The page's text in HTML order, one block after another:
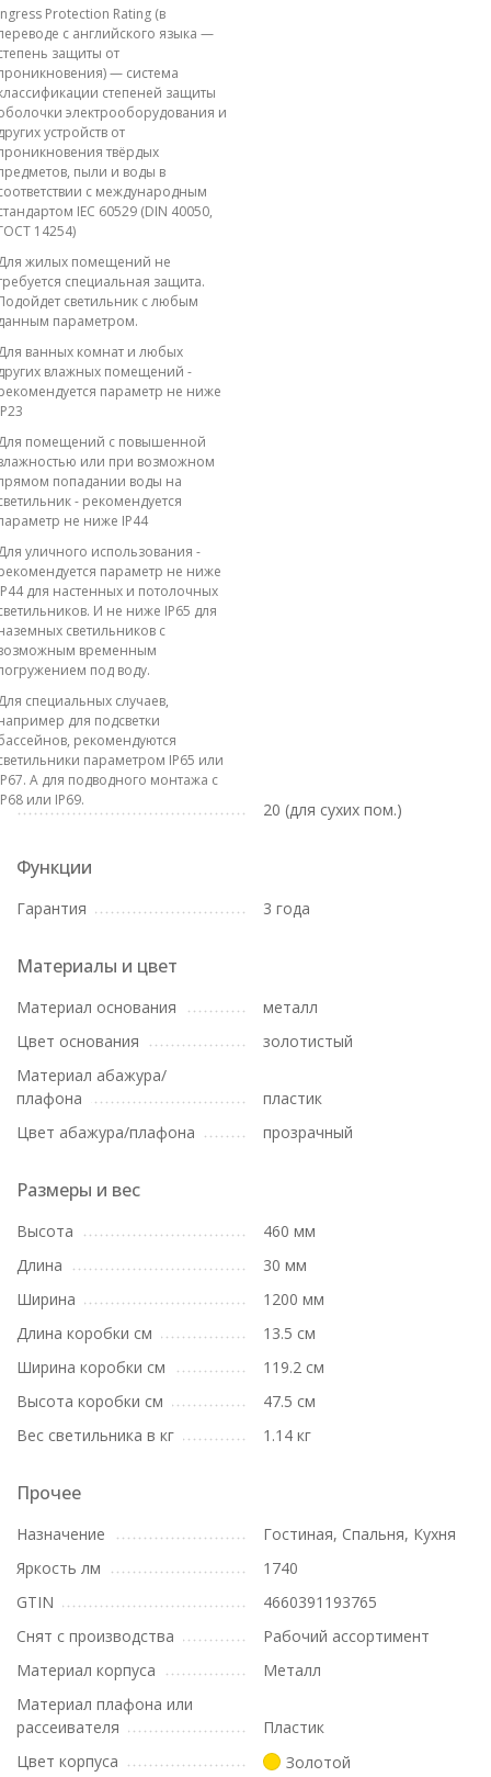
Protection Rating (в
с английского языка —
защиты от
— система
степеней защиты
электрооборудования и
устройств от
твёрдых
пыли и воды в
с международным
IEC 60529 (DIN 40050,
14254)
жилых помещений не
специальная защита.
светильник с любым
параметром.
ванных комнат и любых
влажных помещений -
параметр не ниже
помещений с повышенной
или при возможном
попадании воды на
- рекомендуется
не ниже IP44
уличного использования -
параметр не ниже
для настенных и потолочных
И не ниже IP65 для
светильников с
временным
под воду.
специальных случаев,
для подсветки
рекомендуются
параметром IP65 или
А для подводного монтажа с
или IP69.
20 (для сухих пом.)
Функции
Гарантия 3 года
Материалы и цвет
Материал основания
металл
Цвет основания
золотистый
Материал абажура/
плафона
пластик
Цвет абажура/плафона
прозрачный
Размеры и вес
Высота
460 мм
Длина
30 мм
Ширина
1200 мм
Длина коробки см
13.5 см
Ширина коробки см
119.2 см
Высота коробки см
47.5 см
Вес светильника в кг
1.14 кг
Прочее
Назначение
Гостиная, Спальня, Кухня
Яркость лм
1740
GTIN
4660391193765
Снят с производства
Рабочий ассортимент
Материал корпуса
Металл
Материал плафона или
рассеивателя
Пластик
Цвет корпуса
Золотой